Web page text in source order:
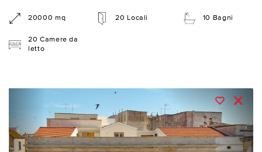
20000 mq 20 Locali 10 Bagni
20 Camere da
letto